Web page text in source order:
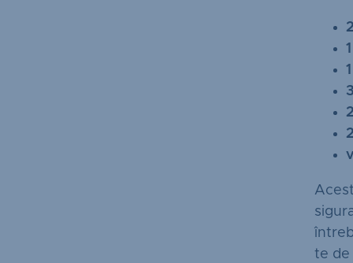
te de